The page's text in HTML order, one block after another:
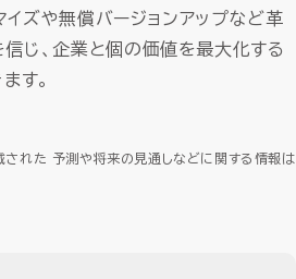
ズや無償バージョンアップなど革
じ、企業と個の価値を最大化する
す。
された 予測や将来の見通しなどに関する情報は